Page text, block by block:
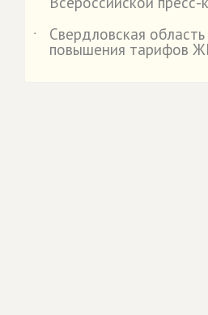
˙
Свердловская
повышения тарифов